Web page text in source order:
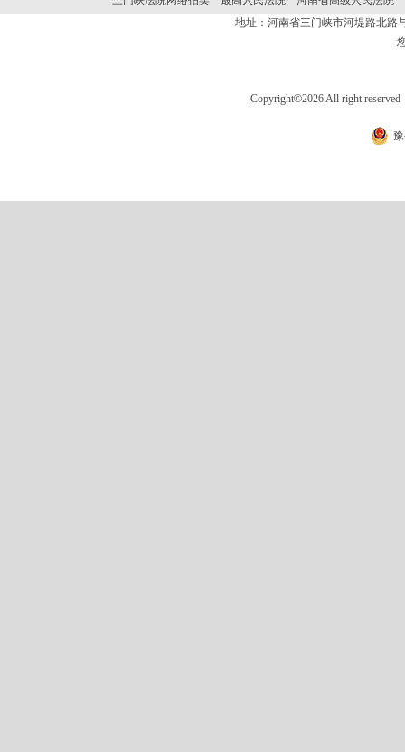
地址：河南省三门峡市河堤路北
Copyright©2026 All right